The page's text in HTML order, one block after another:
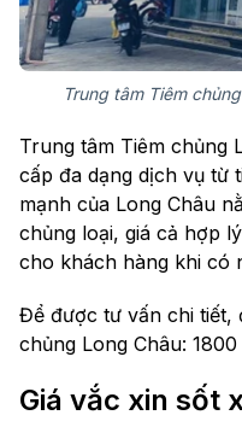
Trung tâm Tiêm
Trung tâm Tiêm chủng
cấp đa dạng dịch vụ từ
mạnh của Long Châu
chủng loại, giá cả hợp
cho khách hàng khi có
Để được tư vấn chi tiết,
chủng Long Châu:
Giá vắc xin sốt